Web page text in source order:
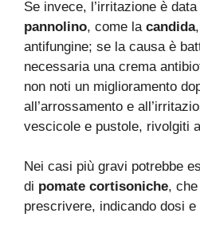
Se invece, l’irritazione è
pannolino, come la candida
antifungine; se la causa è
necessaria una crema
non noti un miglioramento
all’arrossamento e
vescicole e pustole, rivolgiti
Nei casi più gravi potrebbe
di pomate cortisoniche,
prescrivere, indicando dosi